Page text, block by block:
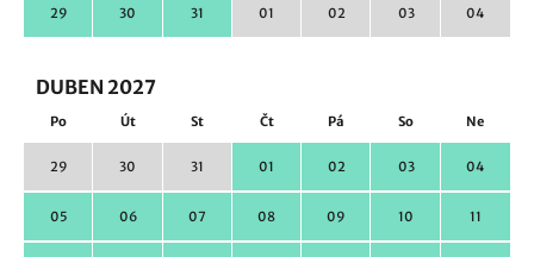
29 30 31 01 02 03 04
DUBEN 2027
Po Út St Čt Pá So Ne
29 30 31 01 02 03 04
05 06 07 08 09 10 11